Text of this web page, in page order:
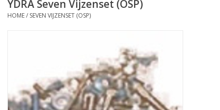
YDRA Seven Vijzenset (OSP)
HOME/ SEVEN VIJZENSET (OSP)